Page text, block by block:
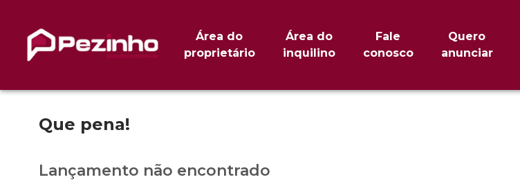
Área do
proprietário
Área do
inquilino
Fale
conosco
Quero
anunciar
Que pena!
Lançamento não encontrado